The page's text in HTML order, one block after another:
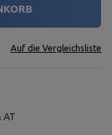
Auf die Vergleichsliste
AT